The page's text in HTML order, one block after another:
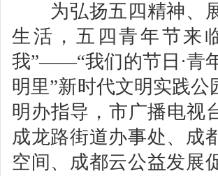
为弘扬五四精神、展
生活，五四青年节来
我”——“我们的节日·青
明里”新时代文明实践
明办指导，市广播电视
成龙路街道办事处、成
空间、成都云公益发展